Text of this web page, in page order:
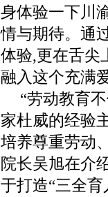
身体验一下川
情与期待。通
体验,更在舌尖
融入这个充满
“劳动教育
家杜威的经验
培养尊重劳动
院长吴旭在介
于打造“三全